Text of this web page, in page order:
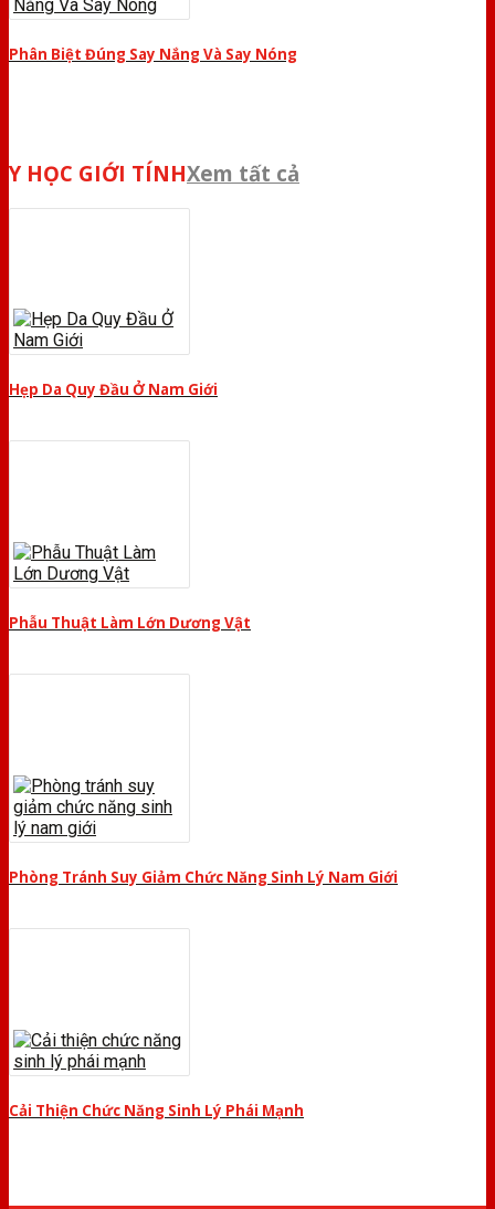
Phân Biệt Đúng Say Nắng Và Say Nóng
Y HỌC GIỚI TÍNHXem tất cả
Hẹp Da Quy Đầu Ở Nam Giới
Phẫu Thuật Làm Lớn Dương Vật
Phòng Tránh Suy Giảm Chức Năng Sinh Lý Nam Giới
Cải Thiện Chức Năng Sinh Lý Phái Mạnh